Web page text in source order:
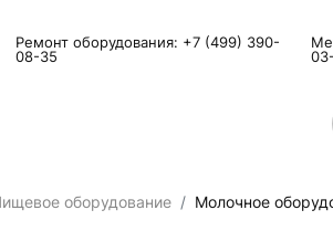
Ремонт оборудования: +7 (499) 390-
08-35
оборудование Молочное